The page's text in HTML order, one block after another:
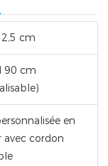
cm
90 cm
en
avec cordon